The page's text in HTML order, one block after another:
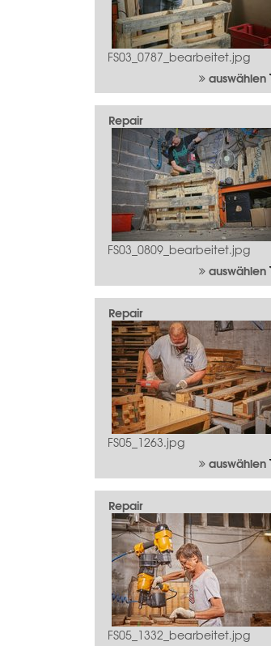
FS03_0787_bearbeitet.jpg
auswählen
Repair
FS03_0809_bearbeitet.jpg
auswählen
Repair
FS05_1263.jpg
auswählen
Repair
FS05_1332_bearbeitet.jpg